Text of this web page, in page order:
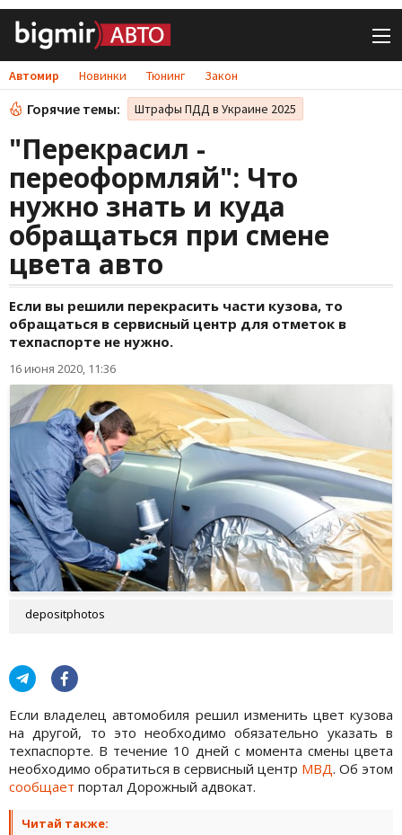
Автомир Новинки Тюнинг Закон
Горячие темы: Штрафы ПДД в Украине 2025
"Перекрасил -
переоформляй": Что
нужно знать и куда
обращаться при смене
цвета авто
Если вы решили перекрасить части кузова, то
обращаться в сервисный центр для отметок в
техпаспорте не нужно.
16 июня 2020, 11:36
depositphotos
Если владелец автомобиля решил изменить цвет кузова
на другой, то это необходимо обязательно указать в
техпаспорте. В течение 10 дней с момента смены цвета
необходимо обратиться в сервисный центр МВД. Об этом
сообщает портал Дорожный адвокат.
Читай также: